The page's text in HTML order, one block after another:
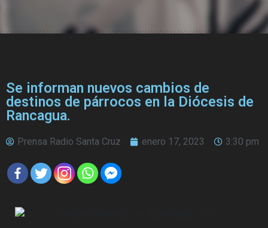
Se informan nuevos cambios de
destinos de párrocos en la Diócesis de
Rancagua.
Prensa Radio Santa Cruz enero 17, 2023 3:30 pm